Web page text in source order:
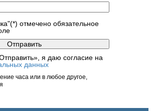
отмечено обязательное
я даю согласие на
данных
часа или в любое другое,